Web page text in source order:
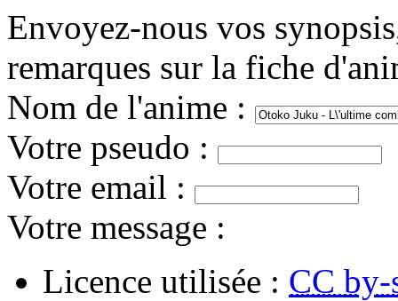
Envoyez-nous vos
remarques sur la fiche
Nom de l'anime :
Votre pseudo :
Votre email :
Votre message :
Licence utilisée : CC by-